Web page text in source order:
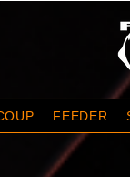
FEEDER